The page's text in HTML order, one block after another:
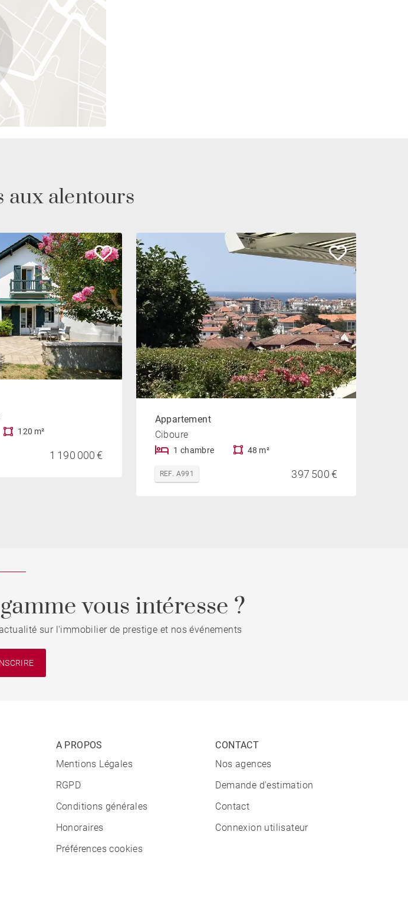
aux alentours
120 m²
1 190 000 €
Appartement
Ciboure
1 chambre 48 m²
REF. A991 397 500 €
vous intéresse ?
sur l'immobilier de prestige et nos événements
A PROPOS
Mentions Légales
RGPD
Conditions générales
Honoraires
Préférences cookies
CONTACT
Nos agences
Demande d'estimation
Contact
Connexion utilisateur